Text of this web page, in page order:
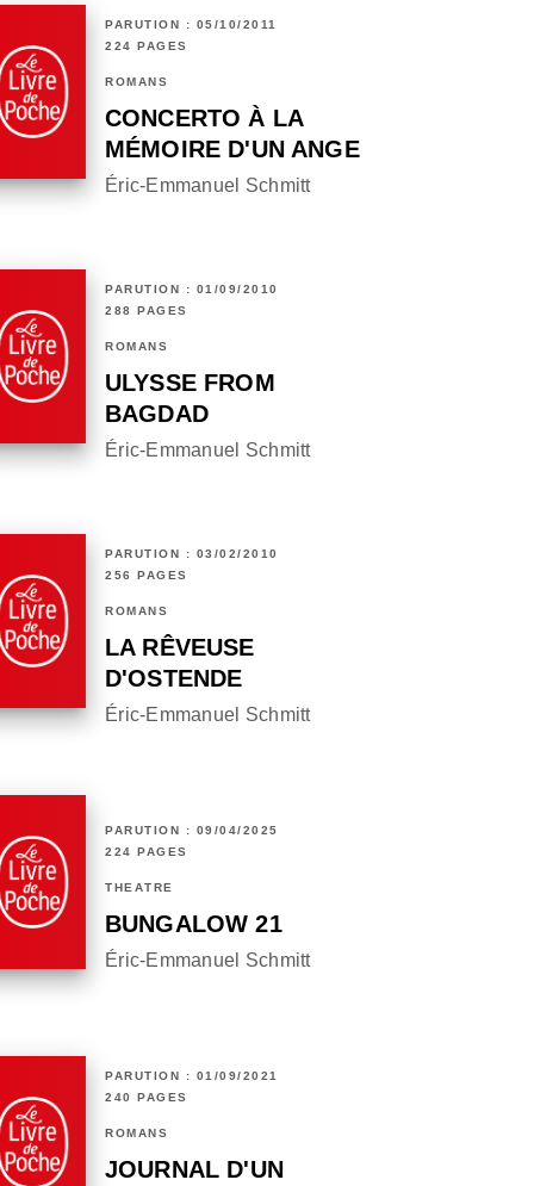
PARUTION : 05/10/2011
224 PAGES
ROMANS
CONCERTO À LA
MÉMOIRE D'UN ANGE
Éric-Emmanuel Schmitt
PARUTION : 01/09/2010
288 PAGES
ROMANS
ULYSSE FROM
BAGDAD
Éric-Emmanuel Schmitt
PARUTION : 03/02/2010
256 PAGES
ROMANS
LA RÊVEUSE
D'OSTENDE
Éric-Emmanuel Schmitt
PARUTION : 09/04/2025
224 PAGES
THÉÂTRE
BUNGALOW 21
Éric-Emmanuel Schmitt
PARUTION : 01/09/2021
240 PAGES
ROMANS
JOURNAL D'UN